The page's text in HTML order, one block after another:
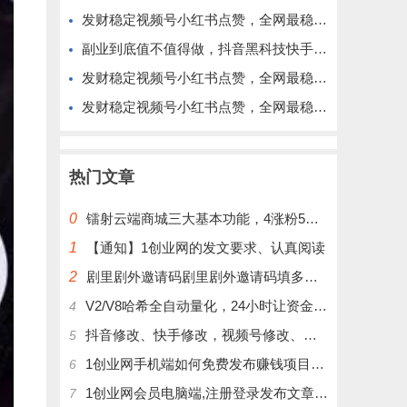
发财稳定视频号小红书点赞，全网最稳定绿色的项目，今年再加油
副业到底值不值得做，抖音黑科技快手上人涨粉云端商城真能逆袭赚钱
发财稳定视频号小红书点赞，全网最稳定绿色的项目，完美来拉新
发财稳定视频号小红书点赞，全网最稳定绿色的项目，完全自动了
热门文章
0 镭射云端商城三大基本功能，4涨粉5涨播放量6挂铁，为你揭开真实的面纱!
1
【通知】1创业网的发文要求、认真阅读
2
剧里剧外邀请码剧里剧外邀请码填多少呢？
4 V2/V8哈希全自动量化，24小时让资金为你打工！
5 抖音修改、快手修改，视频号修改、大屏修改|橱窗修改|抖店修改|、招代理可单独购买
6 1创业网手机端如何免费发布赚钱项目文章
7 1创业网会员电脑端,注册登录发布文章,操作介绍